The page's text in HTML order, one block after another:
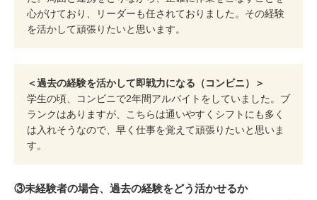
心がけており、リーダーも任されておりました。その経験
を活かして頑張りたいと思います。
＜過去の経験を活かして即戦力になる（コンビニ）＞
学生の頃、コンビニで2年間アルバイトをしていました。ブ
ランクはありますが、こちらは通いやすくシフトにも多く
は入れそうなので、早く仕事を覚えて頑張りたいと思いま
す。
③未経験者の場合、過去の経験をどう活かせるか